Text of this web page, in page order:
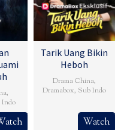
,
Indo
Tarik Uang Bikin
Heboh
Drama China,
Dramabox, Sub Indo
Watch